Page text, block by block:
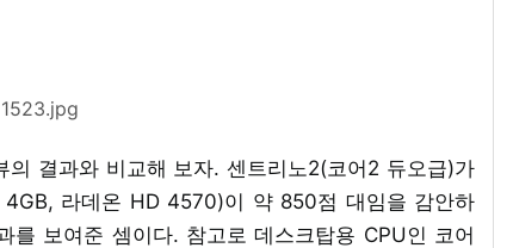
1523.jpg
의 결과와 비교해 보자. 센트리노2(코어2 듀오급)가
라데온 HD 4570)이 약 850점 대임을 감안하
보여준 셈이다. 참고로 데스크탑용 CPU인 코어